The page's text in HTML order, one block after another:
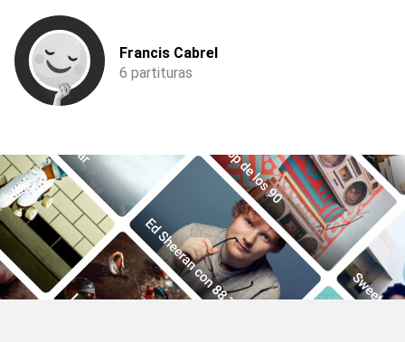
Francis Cabrel
6 partituras